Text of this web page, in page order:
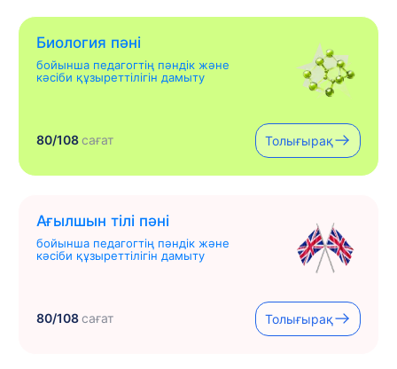
Биология пәні
бойынша педагогтің пәндік және
кәсіби құзыреттілігін дамыту
80/108сағат Толығырақ
Ағылшын тілі пәні
бойынша педагогтің пәндік және
кәсіби құзыреттілігін дамыту
80/108сағат Толығырақ